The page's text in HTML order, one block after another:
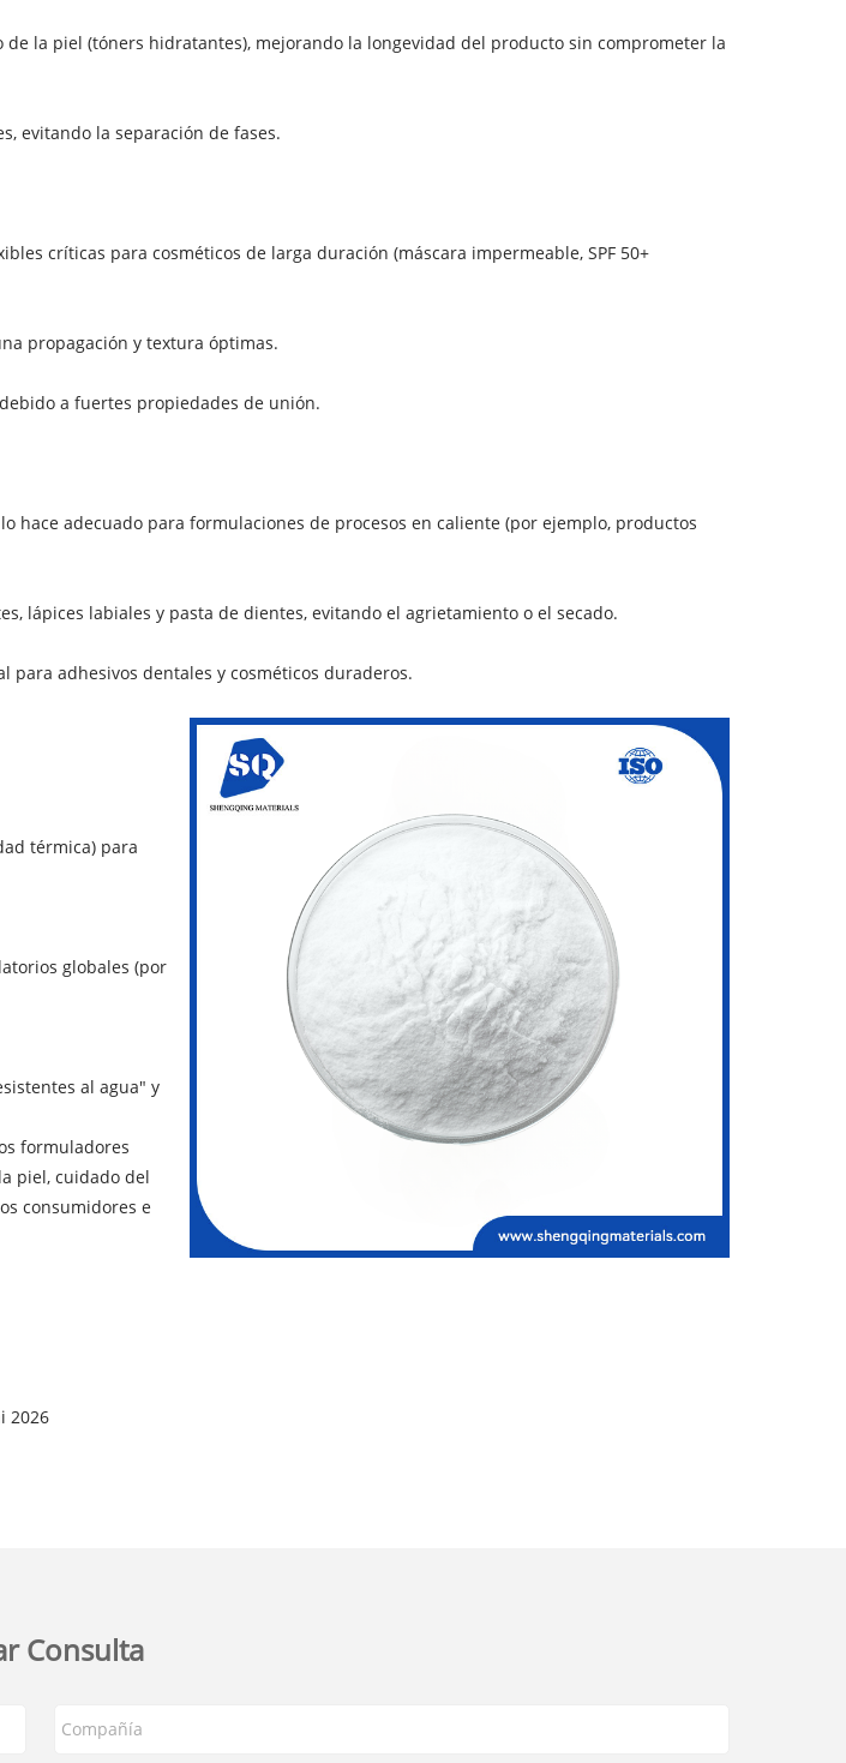
la piel (tóners hidratantes), mejorando la longevidad del producto sin comprometer la
evitando la separación de fases.
críticas para cosméticos de larga duración (máscara impermeable, SPF 50+
propagación y textura óptimas.
a fuertes propiedades de unión.
hace adecuado para formulaciones de procesos en caliente (por ejemplo, productos
lápices labiales y pasta de dientes, evitando el agrietamiento o el secado.
para adhesivos dentales y cosméticos duraderos.
térmica) para
globales (por
al agua" y
formuladores
piel, cuidado del
consumidores e
2026
Consulta